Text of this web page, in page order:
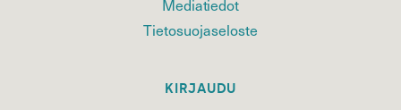
Mediatiedot
Tietosuojaseloste
KIRJAUDU